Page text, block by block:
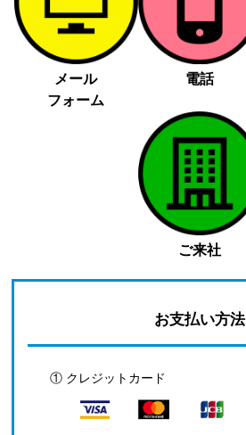
メール
フォーム
電話
ご来社
お支払い方法
① クレジットカード